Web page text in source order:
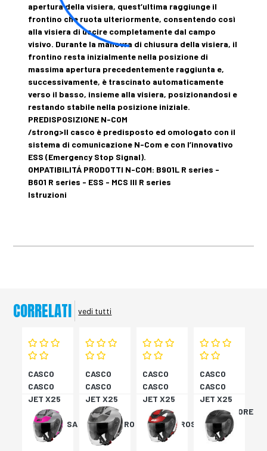
apertura della visiera, quest’ultima raggiunge il
frontino che ruota ulteriormente, consentendo così
alla visiera di uscire completamente dal campo
visivo. Durante la manovra di chiusura della visiera, il
frontino resta inizialmente nella posizione di
massima apertura precedentemente raggiunta e,
successivamente, è trascinato automaticamente
verso il basso, insieme alla visiera, posizionandosi e
restando stabile nella posizione iniziale.
PREDISPOSIZIONE N-COM
/strong>Il casco è predisposto ed omologato con il
sistema di comunicazione N-Com e con l’innovativo
ESS (Emergency Stop Signal).
OMPATIBILITÁ PRODOTTI N-COM: B901L R series -
B601 R series - ESS - MCS III R series
Istruzioni
CORRELATI vedi tutti
CASCO
CASCO
JET X25
TARGET
TITAN/ROSA
XS
CASCO
CASCO
JET X25
TARGET
TITAN/NERO
S
CASCO
CASCO
JET X25
TARGET
NER/BIA/ROSS
CASCO
CASCO
JET X25
MONOCOLORE
NERO XS